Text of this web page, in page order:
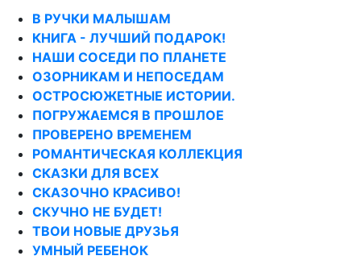
В РУЧКИ МАЛЫШАМ
КНИГА - ЛУЧШИЙ ПОДАРОК!
НАШИ СОСЕДИ ПО ПЛАНЕТЕ
ОЗОРНИКАМ И НЕПОСЕДАМ
ОСТРОСЮЖЕТНЫЕ ИСТОРИИ.
ПОГРУЖАЕМСЯ В ПРОШЛОЕ
ПРОВЕРЕНО ВРЕМЕНЕМ
РОМАНТИЧЕСКАЯ КОЛЛЕКЦИЯ
СКАЗКИ ДЛЯ ВСЕХ
СКАЗОЧНО КРАСИВО!
СКУЧНО НЕ БУДЕТ!
ТВОИ НОВЫЕ ДРУЗЬЯ
УМНЫЙ РЕБЕНОК